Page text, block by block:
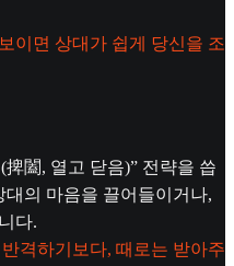
이면 상대가 쉽게 당신을 조
闔, 열고 닫음)” 전략을 씁
의 마음을 끌어들이거나,
다.
격하기보다, 때로는 받아주